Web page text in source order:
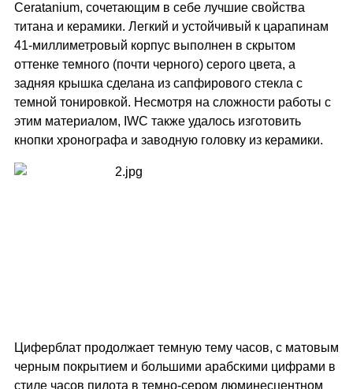
Ceratanium, сочетающим в себе лучшие свойства
титана и керамики. Легкий и устойчивый к царапинам
41-миллиметровый корпус выполнен в скрытом
оттенке темного (почти черного) серого цвета, а
задняя крышка сделана из сапфирового стекла с
темной тонировкой. Несмотря на сложности работы с
этим материалом, IWC также удалось изготовить
кнопки хронографа и заводную головку из керамики.
Циферблат продолжает темную тему часов, с матовым
черным покрытием и большими арабскими цифрами в
стиле часов пилота в темно-сером люминесцентном